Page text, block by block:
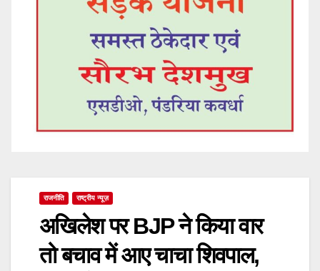
राजनीति राष्ट्रीय न्यूज़
अखिलेश पर BJP ने किया वार
तो बचाव में आए चाचा शिवपाल,